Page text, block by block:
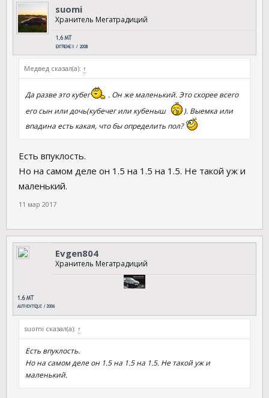
suomi
Хранитель Мегатрадиций
Медвед сказал(а): ↑
Да разве это кубег
. Он же маленький. Это скорее всего
его сын или дочь(кубечег или кубеныш
). Выемка или
впадина есть какая, что бы определить пол?
Есть впуклость.
Но на самом деле он 1.5 на 1.5 на 1.5. Не такой уж и
маленький.
11 мар 2017
Evgen804
Хранитель Мегатрадиций
suomi сказал(а): ↑
Есть впуклость.
Но на самом деле он 1.5 на 1.5 на 1.5. Не такой уж и
маленький.